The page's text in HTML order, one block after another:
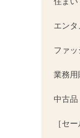
エン
ファ
業務用
中古品
［セ